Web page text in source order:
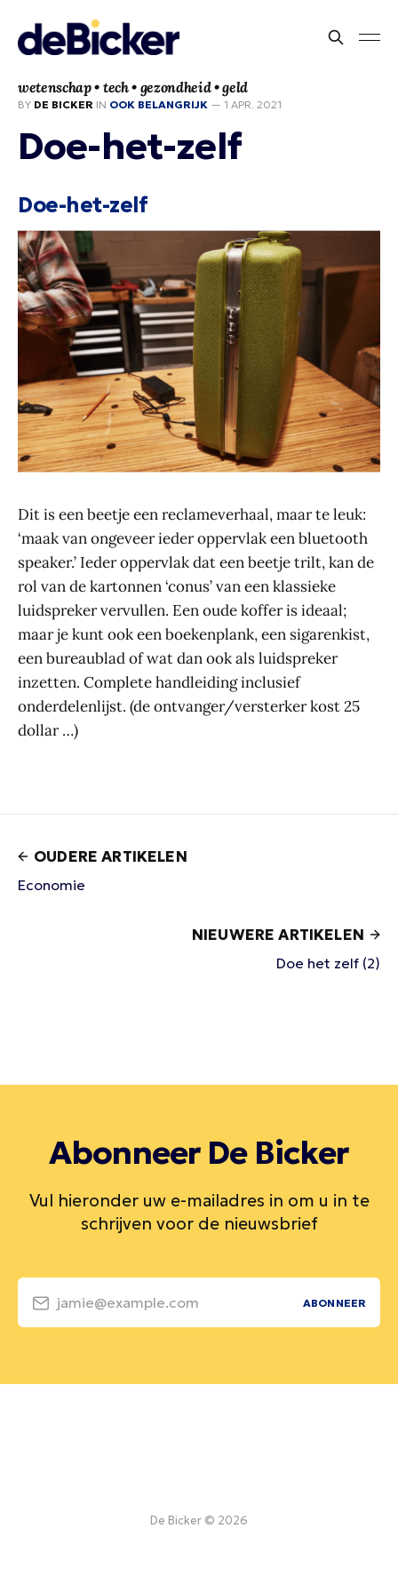
wetenschap • tech • gezondheid • geld
BY DE BICKER IN OOK BELANGRIJK — 1 APR. 2021
Doe-het-zelf
Doe-het-zelf
Dit is een beetje een reclameverhaal, maar te leuk:
‘maak van ongeveer ieder oppervlak een bluetooth
speaker.’ Ieder oppervlak dat een beetje trilt, kan de
rol van de kartonnen ‘conus’ van een klassieke
luidspreker vervullen. Een oude koffer is ideaal;
maar je kunt ook een boekenplank, een sigarenkist,
een bureaublad of wat dan ook als luidspreker
inzetten. Complete handleiding inclusief
onderdelenlijst. (de ontvanger/versterker kost 25
dollar …)
OUDERE ARTIKELEN
Economie
NIEUWERE ARTIKELEN
Doe het zelf (2)
Abonneer De Bicker
Vul hieronder uw e-mailadres in om u in te
schrijven voor de nieuwsbrief
jamie@example.com ABONNEER
De Bicker © 2026